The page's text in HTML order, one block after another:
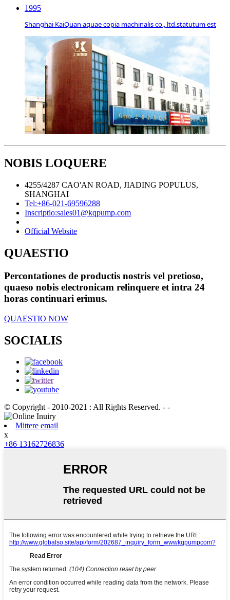
1995
Shanghai KaiQuan aquae copia machinalis co., ltd.statutum est
NOBIS LOQUERE
4255/4287 CAO'AN ROAD, JIADING POPULUS,
SHANGHAI
Tel:+86-021-69596288
Inscriptio:sales01@kqpump.com
Official Website
QUAESTIO
Percontationes de productis nostris vel pretioso,
quaeso nobis electronicam relinquere et intra 24
horas continuari erimus.
QUAESTIO NOW
SOCIALIS
© Copyright - 2010-2021 : All Rights Reserved. - -
Mittere email
x
+86 13162726836